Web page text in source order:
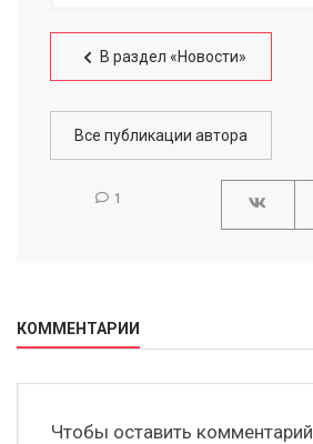
В раздел «Новости»
Все публикации автора
1
КОММЕНТАРИИ
Чтобы оставить комментарий